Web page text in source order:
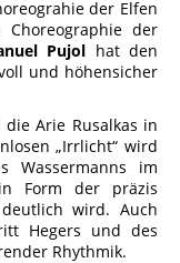
der Elfen
der
Pujol hat den
und höhensicher
Arie Rusalkas in
„Irrlicht“ wird
Wassermanns im
Form der präzis
wird. Auch
Hegers und des
Rhythmik.